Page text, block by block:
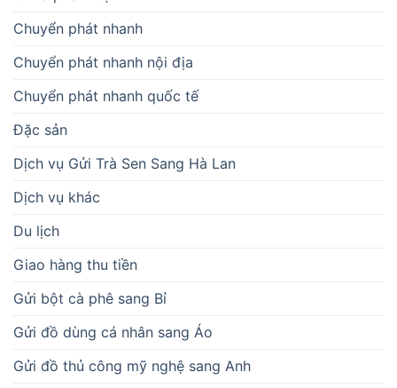
Chuyển phát nhanh
Chuyển phát nhanh nội địa
Chuyển phát nhanh quốc tế
Đặc sản
Dịch vụ Gửi Trà Sen Sang Hà Lan
Dịch vụ khác
Du lịch
Giao hàng thu tiền
Gửi bột cà phê sang Bỉ
Gửi đồ dùng cá nhân sang Áo
Gửi đồ thủ công mỹ nghệ sang Anh